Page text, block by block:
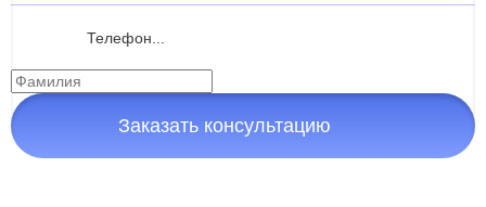
Заказать консультацию